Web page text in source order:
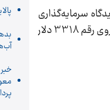
سرمایه‌گذاری
تبدیل شده است. گفتنی‌ست قیمت اونس جهانی طلا در این لحظه و در آخرین روز معاملاتی بازارهای جهانی با اندکی رشد، روی رقم 3318 دلار